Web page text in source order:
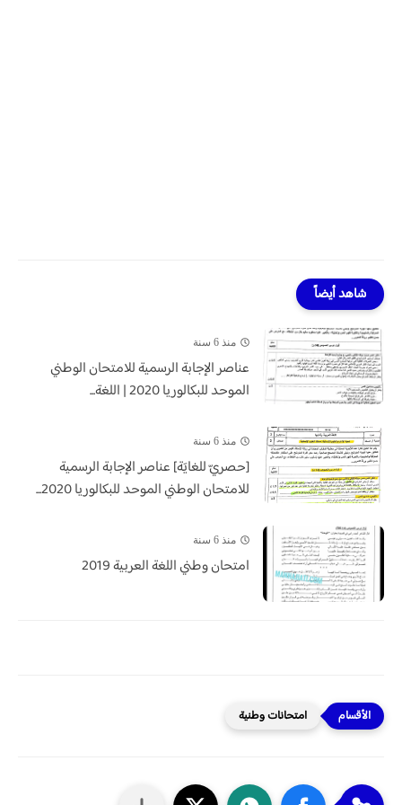
شاهد أيضاً
منذ 6 سنة
عناصر الإجابة الرسمية للامتحان الوطني
الموحد للبكالوريا 2020 | اللغة...
منذ 6 سنة
[حصريّ للغايَة] عناصر الإجابة الرسمية
للامتحان الوطني الموحد للبكالوريا 2020...
منذ 6 سنة
امتحان وطني اللغة العربية 2019
امتحانات وطنية